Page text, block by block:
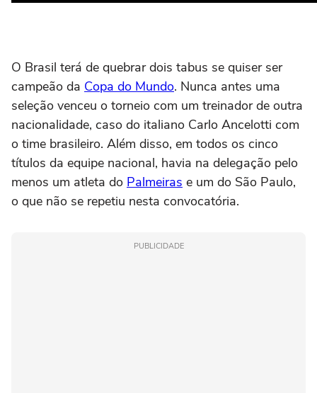
O Brasil terá de quebrar dois tabus se quiser ser
campeão da Copa do Mundo. Nunca antes uma
seleção venceu o torneio com um treinador de outra
nacionalidade, caso do italiano Carlo Ancelotti com
o time brasileiro. Além disso, em todos os cinco
títulos da equipe nacional, havia na delegação pelo
menos um atleta do Palmeiras e um do São Paulo,
o que não se repetiu nesta convocatória.
PUBLICIDADE